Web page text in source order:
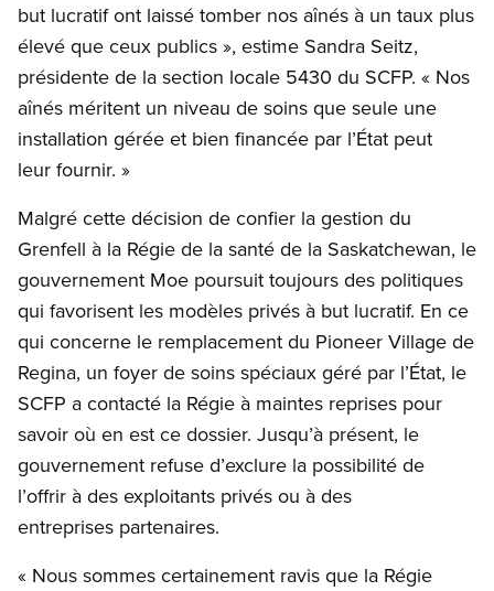
but lucratif ont laissé tomber nos aînés à un taux plus
élevé que ceux publics », estime Sandra Seitz,
présidente de la section locale 5430 du SCFP. « Nos
aînés méritent un niveau de soins que seule une
installation gérée et bien financée par l’État peut
leur fournir. »
Malgré cette décision de confier la gestion du
Grenfell à la Régie de la santé de la Saskatchewan, le
gouvernement Moe poursuit toujours des politiques
qui favorisent les modèles privés à but lucratif. En ce
qui concerne le remplacement du Pioneer Village de
Regina, un foyer de soins spéciaux géré par l’État, le
SCFP a contacté la Régie à maintes reprises pour
savoir où en est ce dossier. Jusqu’à présent, le
gouvernement refuse d’exclure la possibilité de
l’offrir à des exploitants privés ou à des
entreprises partenaires.
« Nous sommes certainement ravis que la Régie